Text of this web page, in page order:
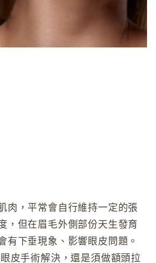
肉，平常會自行維持一定的張
，但在眉毛外側部份天生發育
有下垂現象、影響眼皮問題。
皮手術解決，還是須做額頭拉